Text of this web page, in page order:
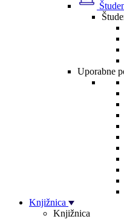
Uporabne
Knjižnica
Knjižnica